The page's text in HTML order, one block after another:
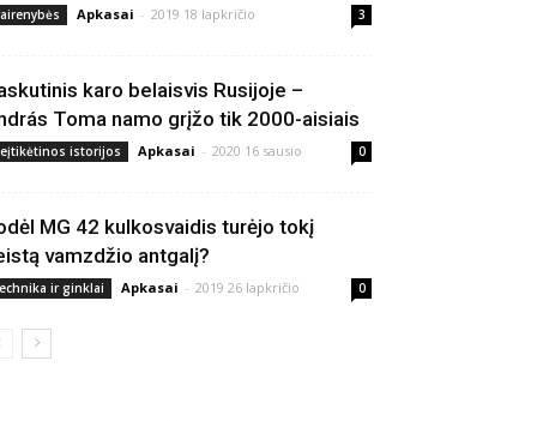
Apkasai - 2019 18 lapkričio 3
karo belaisvis Rusijoje –
Toma namo grįžo tik 2000-aisiais
istorijos Apkasai - 2020 16 sausio 0
MG 42 kulkosvaidis turėjo tokį
vamzdžio antgalį?
ir ginklai Apkasai - 2019 26 lapkričio 0